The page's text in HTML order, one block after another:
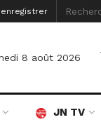
8 août 2026
JN TV